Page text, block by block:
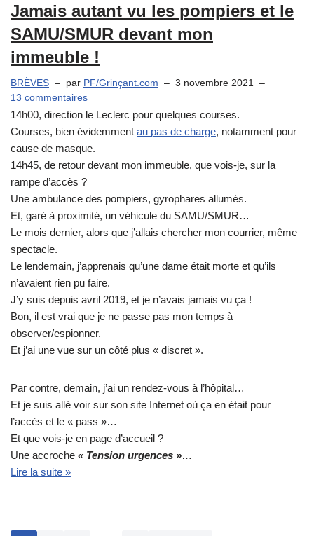
Jamais autant vu les pompiers et le
SAMU/SMUR devant mon
immeuble !
BRÈVES par PF/Grinçant.com
3 novembre 2021
13 commentaires
14h00, direction le Leclerc pour quelques courses.
Courses, bien évidemment au pas de charge, notamment pour
cause de masque.
14h45, de retour devant mon immeuble, que vois-je, sur la
rampe d’accès ?
Une ambulance des pompiers, gyrophares allumés.
Et, garé à proximité, un véhicule du SAMU/SMUR…
Le mois dernier, alors que j’allais chercher mon courrier, même
spectacle.
Le lendemain, j’apprenais qu’une dame était morte et qu’ils
n’avaient rien pu faire.
J’y suis depuis avril 2019, et je n’avais jamais vu ça !
Bon, il est vrai que je ne passe pas mon temps à
observer/espionner.
Et j’ai une vue sur un côté plus « discret ».
Par contre, demain, j’ai un rendez-vous à l’hôpital…
Et je suis allé voir sur son site Internet où ça en était pour
l’accès et le « pass »…
Et que vois-je en page d’accueil ?
Une accroche « Tension urgences »…
Lire la suite »